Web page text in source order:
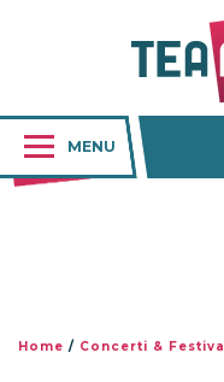
MENU
Home / Concerti & Festival